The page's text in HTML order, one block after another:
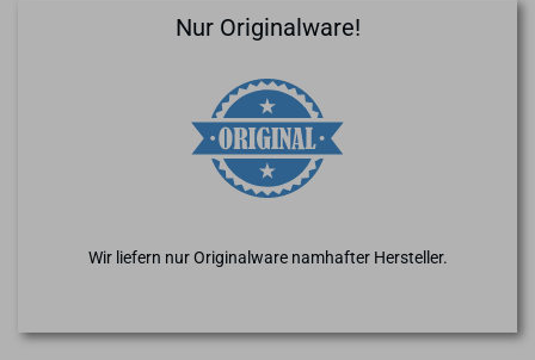
Nur Originalware!
Wir liefern nur Originalware namhafter Hersteller.